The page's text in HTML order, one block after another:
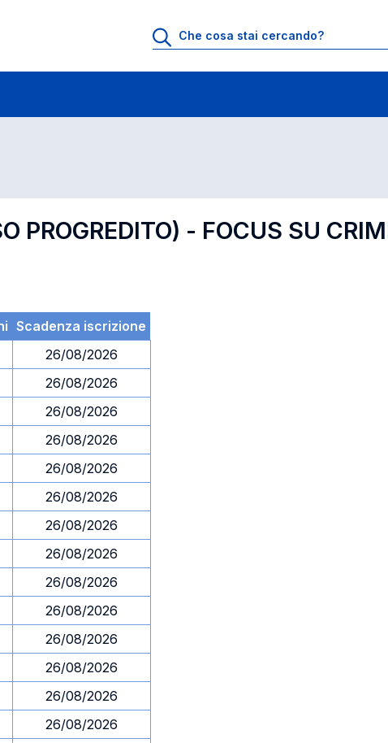
PROGREDITO) - FOCUS SU
Scadenza iscrizione
26/08/2026
26/08/2026
26/08/2026
26/08/2026
26/08/2026
26/08/2026
26/08/2026
26/08/2026
26/08/2026
26/08/2026
26/08/2026
26/08/2026
26/08/2026
26/08/2026